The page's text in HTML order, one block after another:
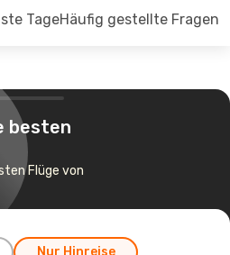
TageHäufig gestellte Fragen
besten
Flüge von
Nur Hinreise